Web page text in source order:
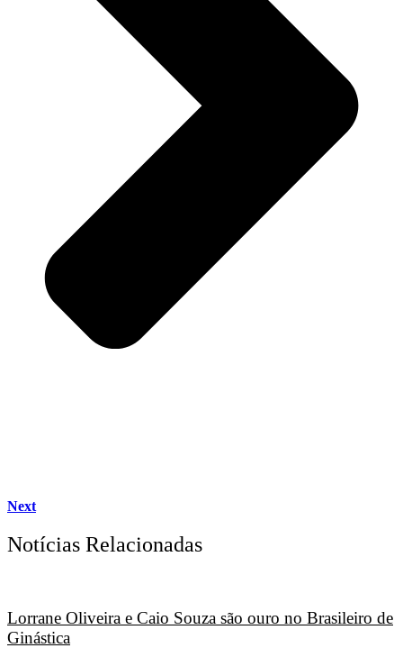
Next
Notícias Relacionadas
Lorrane Oliveira e Caio Souza são ouro no Brasileiro de
Ginástica